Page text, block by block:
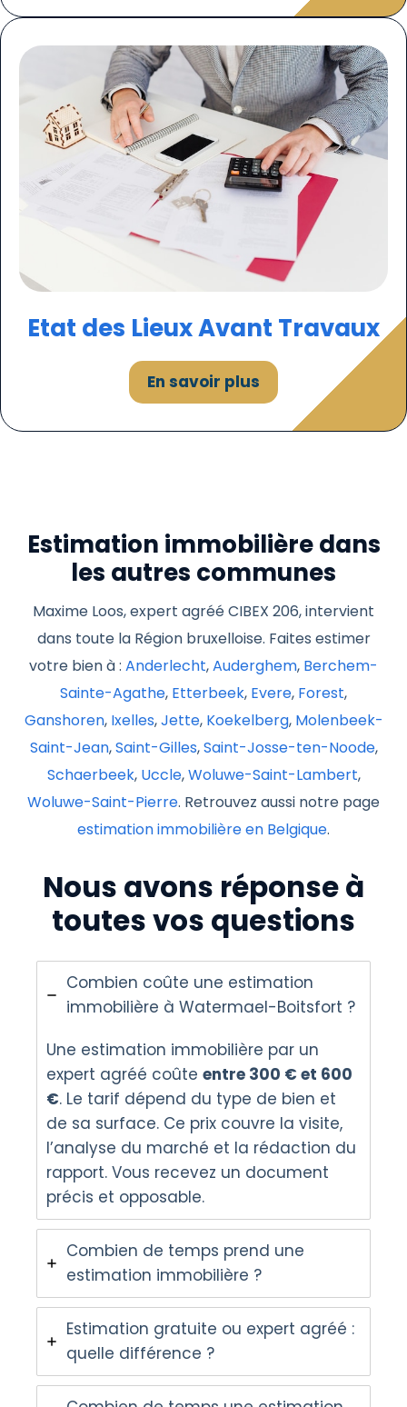
Etat des LieuxAvant Travaux
En savoir plus
Estimation immobilière dans
les autres communes
Maxime Loos, expert agréé CIBEX 206, intervient
dans toute la Région bruxelloise. Faites estimer
votre bien à : Anderlecht,Auderghem, Berchem-
Sainte-Agathe, Etterbeek, Evere, Forest,
Ganshoren, Ixelles,Jette, Koekelberg, Molenbeek-
Saint-Jean,Saint-Gilles,Saint-Josse-ten-Noode,
Schaerbeek, Uccle,Woluwe-Saint-Lambert,
Woluwe-Saint-Pierre. Retrouvez aussi notre page
estimation immobilière en Belgique.
Nous avons réponse à
toutes vos questions
Combien coûte une estimation
immobilière à Watermael-Boitsfort ?
Une estimation immobilière par un
expert agréé coûte entre 300 € et 600
€. Le tarif dépend du type de bien et
de sa surface. Ce prix couvre la visite,
l’analyse du marché et la rédaction du
rapport. Vous recevez un document
précis et opposable.
Combien de temps prend une
estimation immobilière ?
Estimation gratuite ou expert agréé :
quelle différence ?